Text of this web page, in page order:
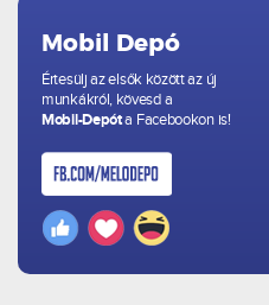
Mobil Depó
Értesülj az elsők között az új
munkákról, kövesd a
Mobil-Depóta Facebookon is!